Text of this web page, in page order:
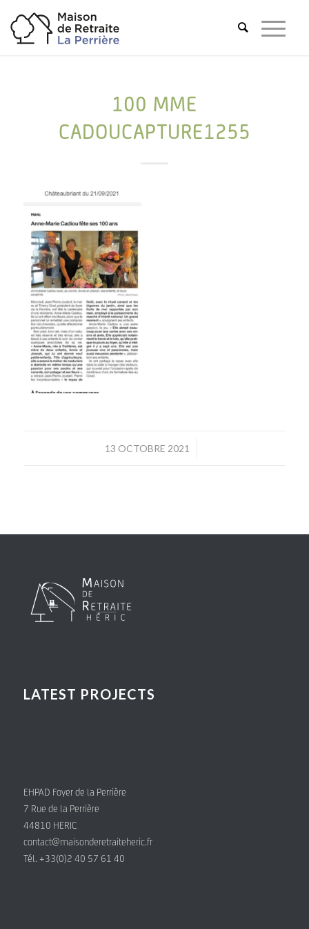
100 MME
CADOUCAPTURE1255
13 OCTOBRE 2021
/
LATEST PROJECTS
EHPAD Foyer de la Perrière
7 Rue de la Perrière
44810 HERIC
contact@maisonderetraiteheric.fr
Tél. +33(0)2 40 57 61 40